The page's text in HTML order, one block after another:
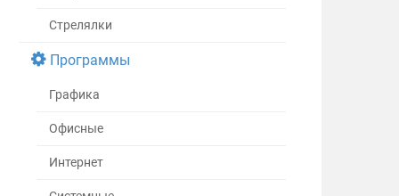
Стрелялки
Программы
Графика
Офисные
Интернет